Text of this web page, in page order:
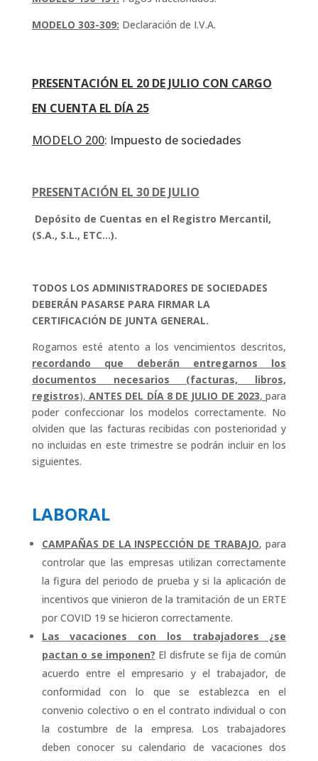
MODELO 303-309: Declaración de I.V.A.
PRESENTACIÓN EL 20 DE JULIO CON CARGO
EN CUENTA EL DÍA 25
MODELO 200: Impuesto de sociedades
PRESENTACIÓN EL 30 DE JULIO
Depósito de Cuentas en el Registro Mercantil,
(S.A., S.L., ETC…).
TODOS LOS ADMINISTRADORES DE SOCIEDADES
DEBERÁN PASARSE PARA FIRMAR LA
CERTIFICACIÓN DE JUNTA GENERAL.
Rogamos esté atento a los vencimientos descritos,
recordando que deberán entregarnos los
documentos necesarios (facturas, libros,
registros),ANTES DEL DÍA 8 DE JULIO DE 2023,para
poder confeccionar los modelos correctamente. No
olviden que las facturas recibidas con posterioridad y
no incluidas en este trimestre se podrán incluir en los
siguientes.
LABORAL
CAMPAÑAS DE LA INSPECCIÓN DE TRABAJO, para
controlar que las empresas utilizan correctamente
la figura del periodo de prueba y si la aplicación de
incentivos que vinieron de la tramitación de un ERTE
por COVID 19 se hicieron correctamente.
Las vacaciones con los trabajadores ¿se
pactan o se imponen? El disfrute se fija de común
acuerdo entre el empresario y el trabajador, de
conformidad con lo que se establezca en el
convenio colectivo o en el contrato individual o con
la costumbre de la empresa. Los trabajadores
deben conocer su calendario de vacaciones dos